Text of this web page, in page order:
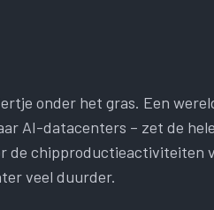
onder het gras. Een
AI-datacenters – zet de
de chipproductieactiviteiten
veel duurder.